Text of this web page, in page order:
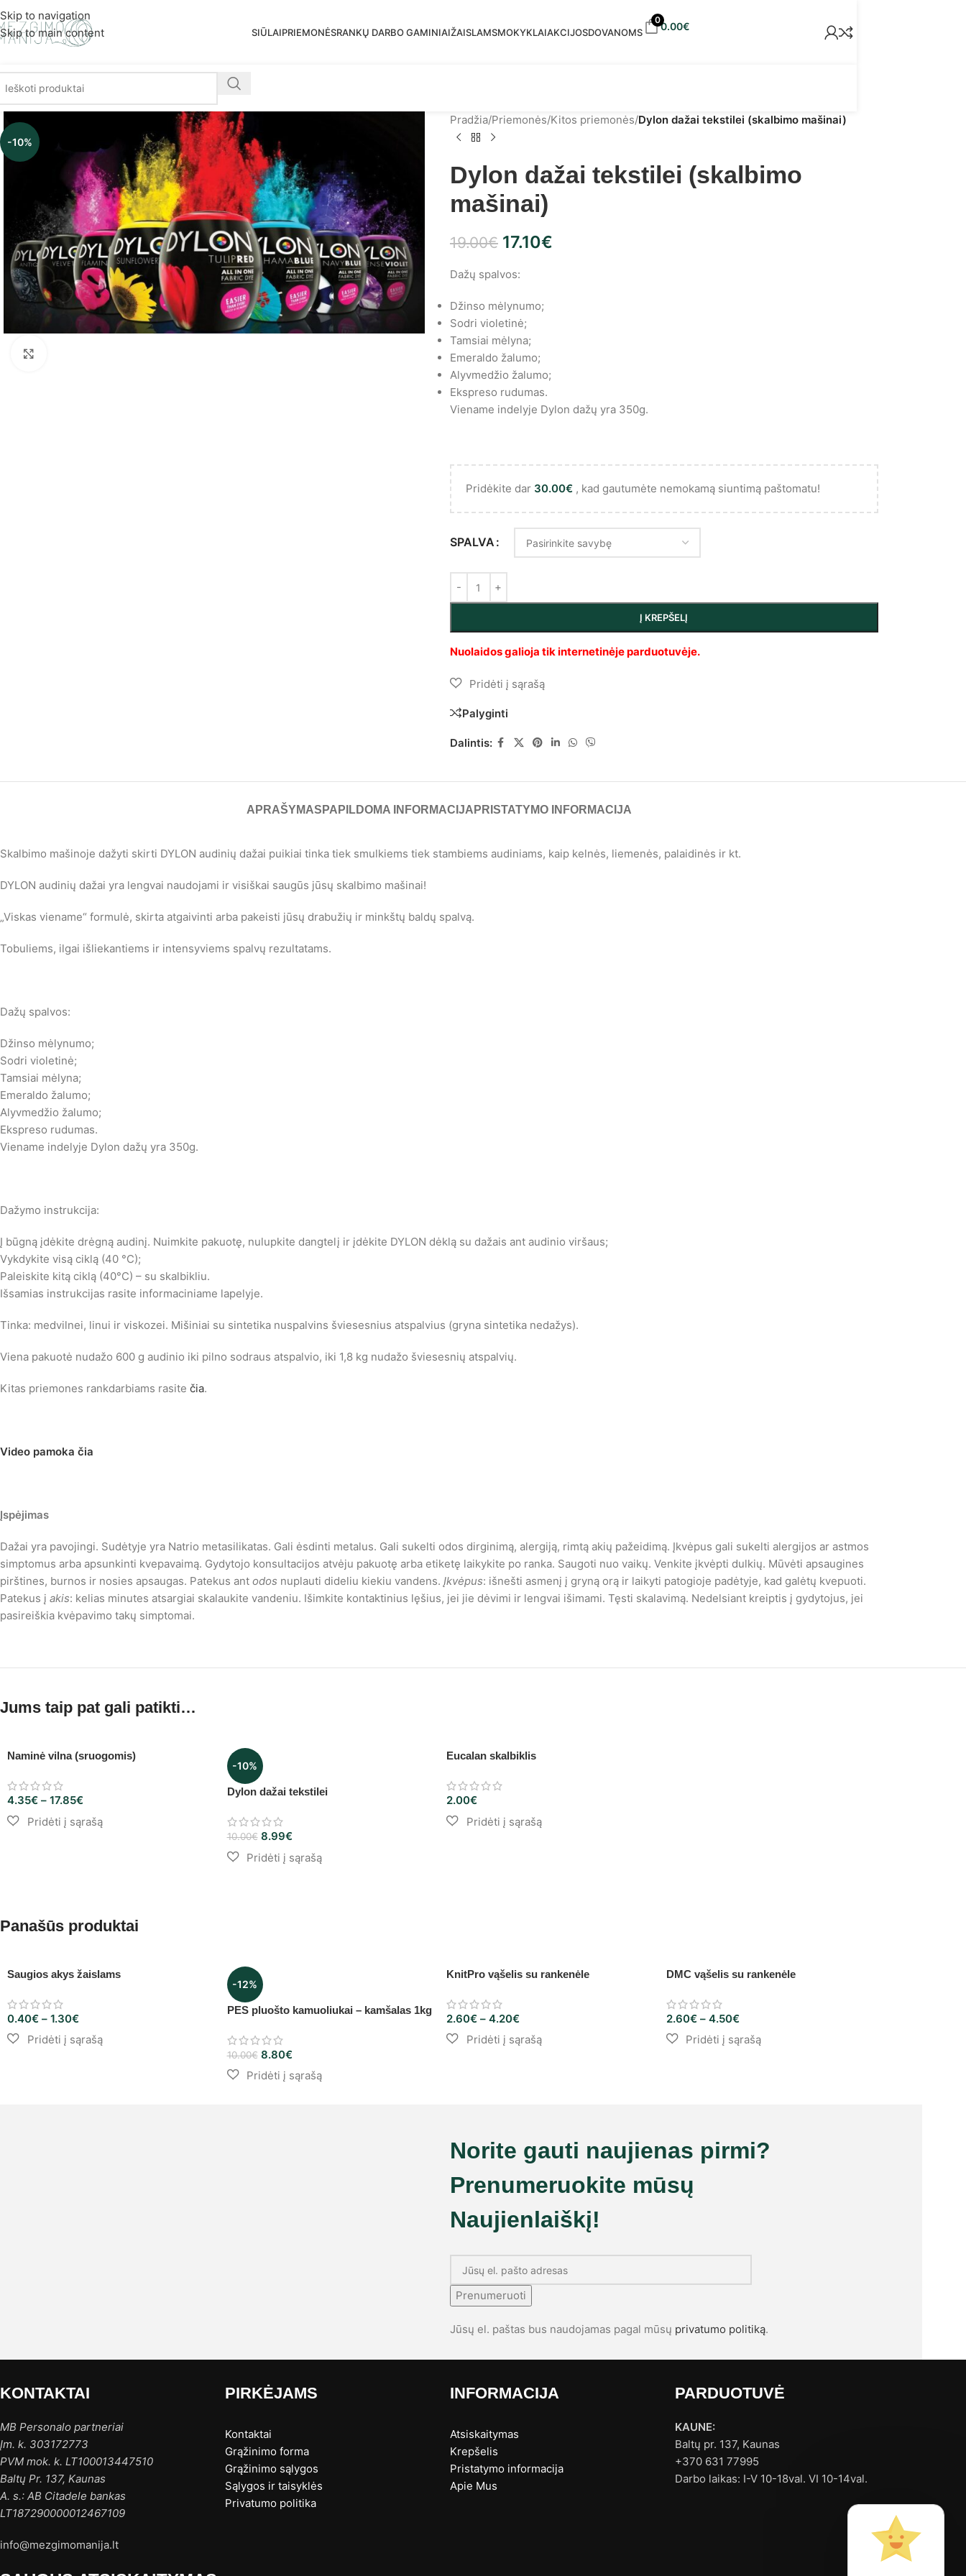
Skip to navigation
Skip to main content
SIŪLAIPRIEMONĖSRANKŲ DARBO GAMINIAIŽAISLAMSMOKYKLAIAKCIJOSDOVANOMS
00.00€
-10%
Pradžia/Priemonės/Kitos priemonės/Dylon dažai tekstilei (skalbimo mašinai)
Dylon dažai tekstilei (skalbimo
mašinai)
19.00€ 17.10€
Dažų spalvos:
Džinso mėlynumo;
Sodri violetinė;
Tamsiai mėlyna;
Emeraldo žalumo;
Alyvmedžio žalumo;
Ekspreso rudumas.
Viename indelyje Dylon dažų yra 350g.
Pridėkite dar 30.00€, kad gautumėte nemokamą siuntimą paštomatu!
SPALVA
Į KREPŠELĮ
Palyginti
Dalintis:
APRAŠYMAS PAPILDOMA INFORMACIJA PRISTATYMO INFORMACIJA
Skalbimo mašinoje dažyti skirti DYLON audinių dažai puikiai tinka tiek smulkiems tiek stambiems audiniams, kaip kelnės, liemenės, palaidinės ir kt.
DYLON audinių dažai yra lengvai naudojami ir visiškai saugūs jūsų skalbimo mašinai!
„Viskas viename“ formulė, skirta atgaivinti arba pakeisti jūsų drabužių ir minkštų baldų spalvą.
Tobuliems, ilgai išliekantiems ir intensyviems spalvų rezultatams.
Dažų spalvos:
Džinso mėlynumo;
Sodri violetinė;
Tamsiai mėlyna;
Emeraldo žalumo;
Alyvmedžio žalumo;
Ekspreso rudumas.
Viename indelyje Dylon dažų yra 350g.
Dažymo instrukcija:
Į būgną įdėkite drėgną audinį. Nuimkite pakuotę, nulupkite dangtelį ir įdėkite DYLON dėklą su dažais ant audinio viršaus;
Vykdykite visą ciklą (40 °C);
Paleiskite kitą ciklą (40°C) – su skalbikliu.
Išsamias instrukcijas rasite informaciniame lapelyje.
Tinka: medvilnei, linui ir viskozei. Mišiniai su sintetika nuspalvins šviesesnius atspalvius (gryna sintetika nedažys).
Viena pakuotė nudažo 600 g audinio iki pilno sodraus atspalvio, iki 1,8 kg nudažo šviesesnių atspalvių.
Kitas priemones rankdarbiams rasite čia.
Video pamoka čia
Įspėjimas
Dažai yra pavojingi. Sudėtyje yra Natrio metasilikatas. Gali ėsdinti metalus. Gali sukelti odos dirginimą, alergiją, rimtą akių pažeidimą. Įkvėpus gali sukelti alergijos ar astmos
simptomus arba apsunkinti kvepavaimą. Gydytojo konsultacijos atvėju pakuotę arba etiketę laikykite po ranka. Saugoti nuo vaikų. Venkite įkvėpti dulkių. Mūvėti apsaugines
pirštines, burnos ir nosies apsaugas. Patekus ant odos nuplauti dideliu kiekiu vandens. Įkvėpus: išnešti asmenį į gryną orą ir laikyti patogioje padėtyje, kad galėtų kvepuoti.
Patekus į akis: kelias minutes atsargiai skalaukite vandeniu. Išimkite kontaktinius lęšius, jei jie dėvimi ir lengvai išimami. Tęsti skalavimą. Nedelsiant kreiptis į gydytojus, jei
pasireiškia kvėpavimo takų simptomai.
Jums taip pat gali patikti…
Naminė vilna (sruogomis)
4.35€ – 17.85€
-10%
Dylon dažai tekstilei
10.00€ 8.99€
Eucalan skalbiklis
2.00€
Panašūs produktai
Saugios akys žaislams
0.40€ – 1.30€
-12%
PES pluošto kamuoliukai – kamšalas 1kg
10.00€ 8.80€
KnitPro vąšelis su rankenėle
2.60€ – 4.20€
DMC vąšelis su rankenėle
2.60€ – 4.50€
Norite gauti naujienas pirmi?
Prenumeruokite mūsų
Naujienlaiškį!
Prenumeruoti
Jūsų el. paštas bus naudojamas pagal mūsų privatumo politiką.
KONTAKTAI
MB Personalo partneriai
Įm. k. 303172773
PVM mok. k. LT100013447510
Baltų Pr. 137, Kaunas
A. s.: AB Citadele bankas
LT187290000012467109
info@mezgimomanija.lt
PIRKĖJAMS
Kontaktai
Grąžinimo forma
Grąžinimo sąlygos
Sąlygos ir taisyklės
Privatumo politika
INFORMACIJA
Atsiskaitymas
Krepšelis
Pristatymo informacija
Apie Mus
PARDUOTUVĖ
KAUNE:
Baltų pr. 137, Kaunas
+370 631 77995
Darbo laikas: I-V 10-18val. VI 10-14val.